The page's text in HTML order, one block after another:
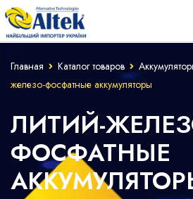
Главная Каталог товаров
железо-фосфатные аккумуляторы
ЛИТИЙ-
ФОСФАТНЫЕ